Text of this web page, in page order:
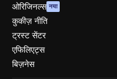
ओरिजिनल्स नया
कुकीज़ नीति
ट्रस्ट सेंटर
एफिलिएट्स
बिज़नेस